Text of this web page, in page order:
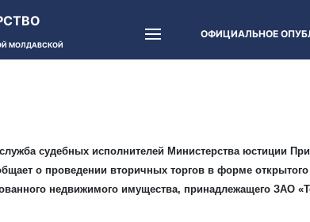
МОЛДАВСКОЙ
ОФИЦИАЛЬНОЕ
служба судебных исполнителей Министерства юстиции
о проведении вторичных торгов в форме
недвижимого имущества, принадлежащего ЗАО